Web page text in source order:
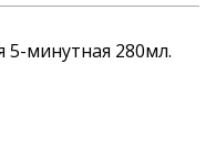
минутная 280мл.